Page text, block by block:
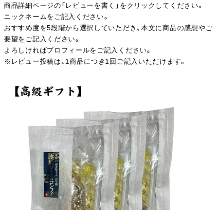
商品詳細ページの「レビューを書く」をクリックしてください。
ニックネームをご記入ください。
おすすめ度を5段階から選択していただき、本文に商品の感想やご
要望をご記入ください。
よろしければプロフィールをご記入ください。
※レビュー投稿は、1商品につき1回ご記入いただけます。